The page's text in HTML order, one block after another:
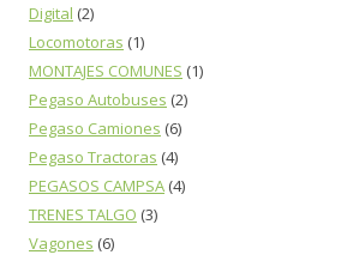
Digital (2)
Locomotoras (1)
MONTAJES COMUNES (1)
Pegaso Autobuses (2)
Pegaso Camiones (6)
Pegaso Tractoras (4)
PEGASOS CAMPSA (4)
TRENES TALGO (3)
Vagones (6)